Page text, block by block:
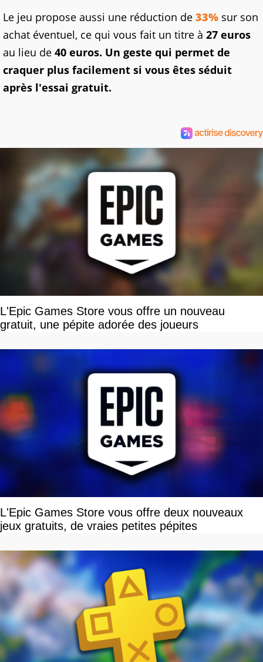
Le jeu propose aussi une réduction de 33% sur son
achat éventuel, ce qui vous fait un titre à 27 euros
au lieu de 40 euros. Un geste qui permet de
craquer plus facilement si vous êtes séduit
après l'essai gratuit.
L'Epic Games Store vous offre un nouveau
gratuit, une pépite adorée des joueurs
L'Epic Games Store vous offre deux nouveaux
jeux gratuits, de vraies petites pépites